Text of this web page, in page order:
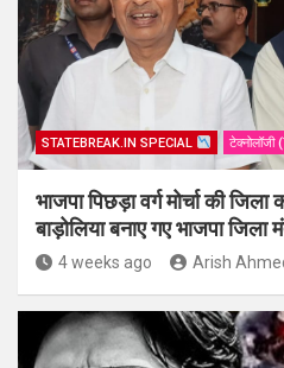
STATEBREAK.IN SPECIAL
भाजपा पिछड़ा वर्ग मोर्चा की जिला
बाड़ोलिया बनाए गए भाजपा जिला
4 weeks ago Arish